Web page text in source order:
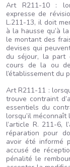
Art R211-10 :
expresse de
L.211-13, il doit
à la hausse qu’à
le montant des
devises qui
du séjour, la part
cours de la ou
l’établissement du
Art R211-11 :
trouve contraint
essentiels du
lorsqu’il méconnaît
l’article R. 211-6,
réparation pour
avoir été informé
accusé de
pénalité le